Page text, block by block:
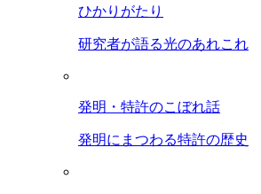
ひかりがたり
研究者が語る光のあれこれ
発明・特許のこぼれ話
発明にまつわる特許の歴史